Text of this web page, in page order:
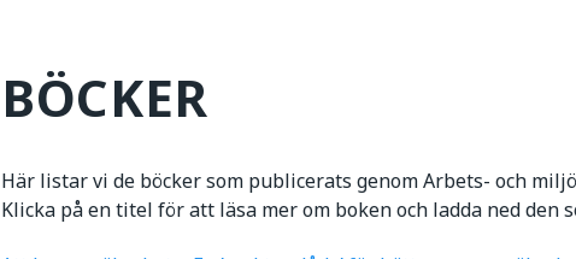
BÖCKER
Här listar vi de böcker som publicerats genom Arbets- och
Klicka på en titel för att läsa mer om boken och ladda ned den